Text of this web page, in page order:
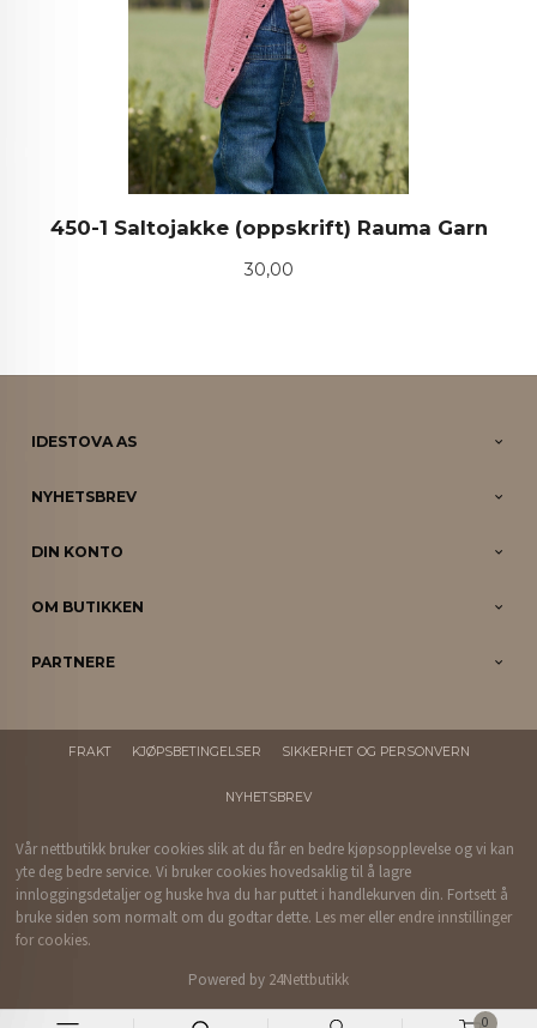
0
450-1 Saltojakke (oppskrift) Rauma Garn
Pris
30,00
IDESTOVA AS
NYHETSBREV
DIN KONTO
OM BUTIKKEN
PARTNERE
FRAKT KJØPSBETINGELSER SIKKERHET OG PERSONVERN
NYHETSBREV
Vår nettbutikk bruker cookies slik at du får en bedre kjøpsopplevelse og vi kan
yte deg bedre service. Vi bruker cookies hovedsaklig til å lagre
innloggingsdetaljer og huske hva du har puttet i handlekurven din. Fortsett å
bruke siden som normalt om du godtar dette. Les mer eller endre innstillinger
for cookies.
Powered by 24Nettbutikk